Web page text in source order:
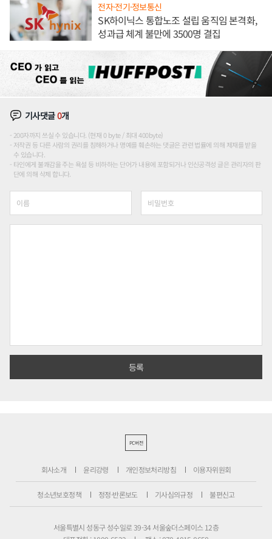
전자·전기·정보통신
SK하이닉스 통합노조 설립 움직임 본격화,
성과급 체계 불만에 3500명 결집
기사댓글0개
200자까지 쓰실 수 있습니다. (현재 0 byte / 최대 400byte)
저작권 등 다른 사람의 권리를 침해하거나 명예를 훼손하는 댓글은 관련 법률에 의해 제재를 받을
수 있습니다.
타인에게 불쾌감을 주는 욕설 등 비하하는 단어가 내용에 포함되거나 인신공격성 글은 관리자의 판
단에 의해 삭제 합니다.
PC버전
회사소개 윤리강령 개인정보처리방침 이용자위원회
청소년보호정책 정정·반론보도 기사심의규정 불편신고
서울특별시 성동구 성수일로 39-34 서울숲더스페이스 12층